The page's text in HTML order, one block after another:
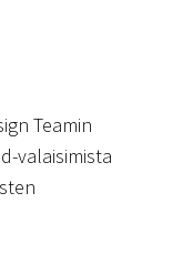
Teamin
valaisimista